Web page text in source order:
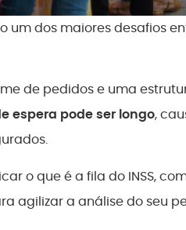
um dos maiores desafios
de pedidos e uma
espera pode ser longo,
o que é a fila do INSS,
agilizar a análise do seu